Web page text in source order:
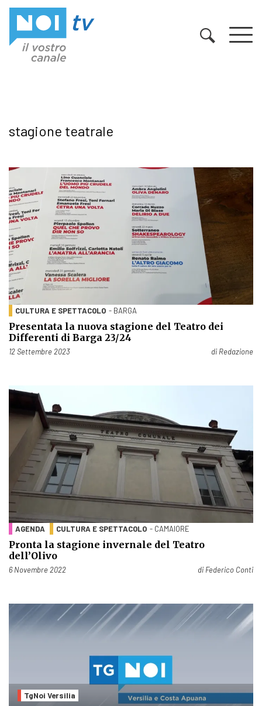
stagione teatrale
CULTURA E SPETTACOLO - BARGA
Presentata la nuova stagione del Teatro dei
Differenti di Barga 23/24
Pubblicato il
12 Settembre 2023 di Redazione
AGENDA CULTURA E SPETTACOLO - CAMAIORE
Pronta la stagione invernale del Teatro
dell’Olivo
Pubblicato il
6 Novembre 2022 di Federico Conti
TgNoi Versilia